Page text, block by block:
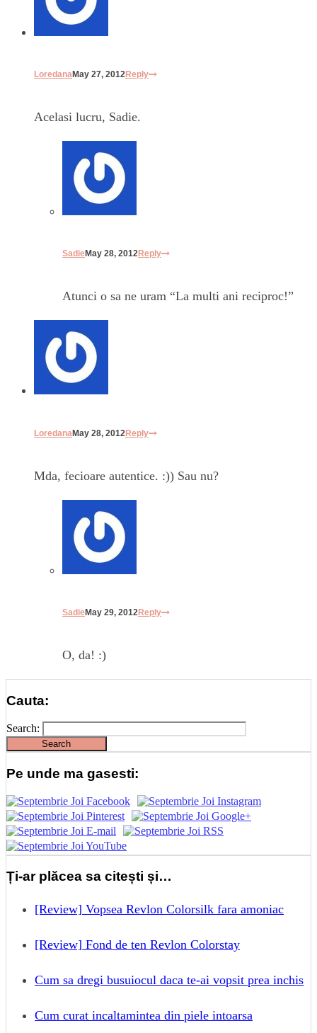
LoredanaMay 27, 2012Reply
Acelasi lucru, Sadie.
SadieMay 28, 2012Reply
Atunci o sa ne uram “La multi ani reciproc!”
LoredanaMay 28, 2012Reply
Mda, fecioare autentice. :)) Sau nu?
SadieMay 29, 2012Reply
O, da! :)
Cauta:
Search:
Pe unde ma gasesti:
Ți-ar plăcea sa citești și…
[Review] Vopsea Revlon Colorsilk fara amoniac
[Review] Fond de ten Revlon Colorstay
Cum sa dregi busuiocul daca te-ai vopsit prea inchis
Cum curat incaltamintea din piele intoarsa